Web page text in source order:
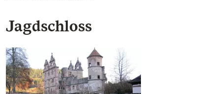
Jagdschloss